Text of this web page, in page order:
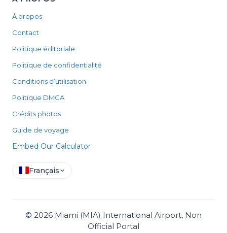
À propos
Contact
Politique éditoriale
Politique de confidentialité
Conditions d’utilisation
Politique DMCA
Crédits photos
Guide de voyage
Embed Our Calculator
Français
© 2026 Miami (MIA) International Airport, Non
Official Portal